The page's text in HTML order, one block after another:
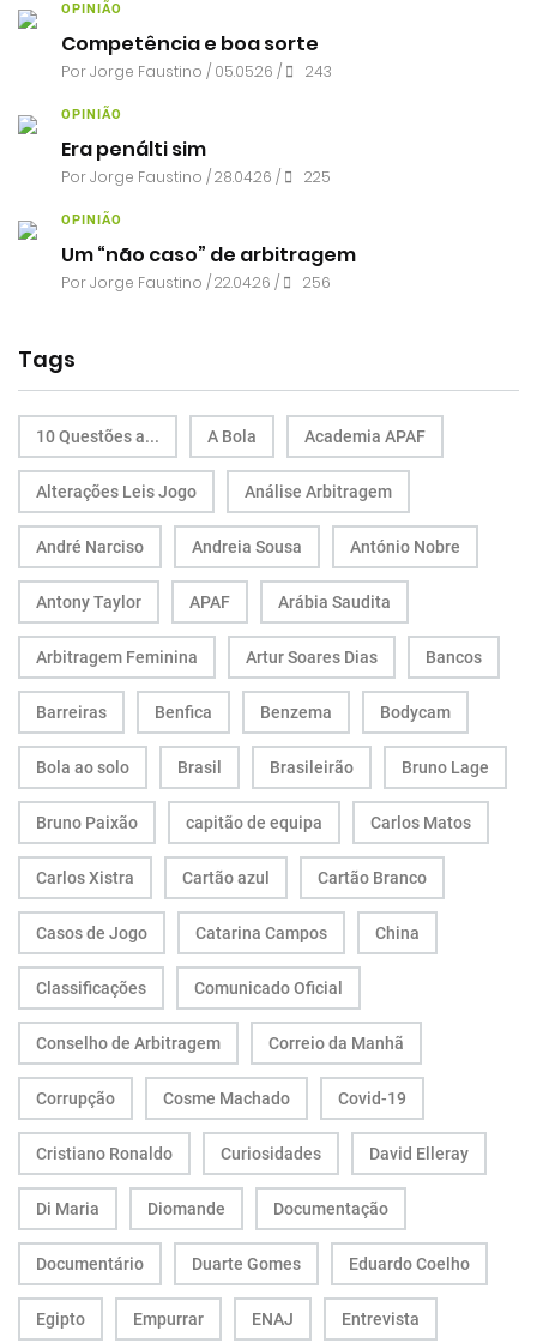
OPINIÃO
Competência e boa sorte
PorJorge Faustino / 05.05.26 / 243
OPINIÃO
Era penálti sim
PorJorge Faustino / 28.04.26 / 225
OPINIÃO
Um “não caso” de arbitragem
PorJorge Faustino / 22.04.26 / 256
Tags
10 Questões a... A Bola Academia APAF
Alterações Leis Jogo Análise Arbitragem
André Narciso Andreia Sousa António Nobre
Antony Taylor APAF Arábia Saudita
Arbitragem Feminina Artur Soares Dias Bancos
Barreiras Benfica Benzema Bodycam
Bola ao solo Brasil Brasileirão Bruno Lage
Bruno Paixão capitão de equipa Carlos Matos
Carlos Xistra Cartão azul Cartão Branco
Casos de Jogo Catarina Campos China
Classificações Comunicado Oficial
Conselho de Arbitragem Correio da Manhã
Corrupção Cosme Machado Covid-19
Cristiano Ronaldo Curiosidades David Elleray
Di Maria Diomande Documentação
Documentário Duarte Gomes Eduardo Coelho
Egipto Empurrar ENAJ Entrevista